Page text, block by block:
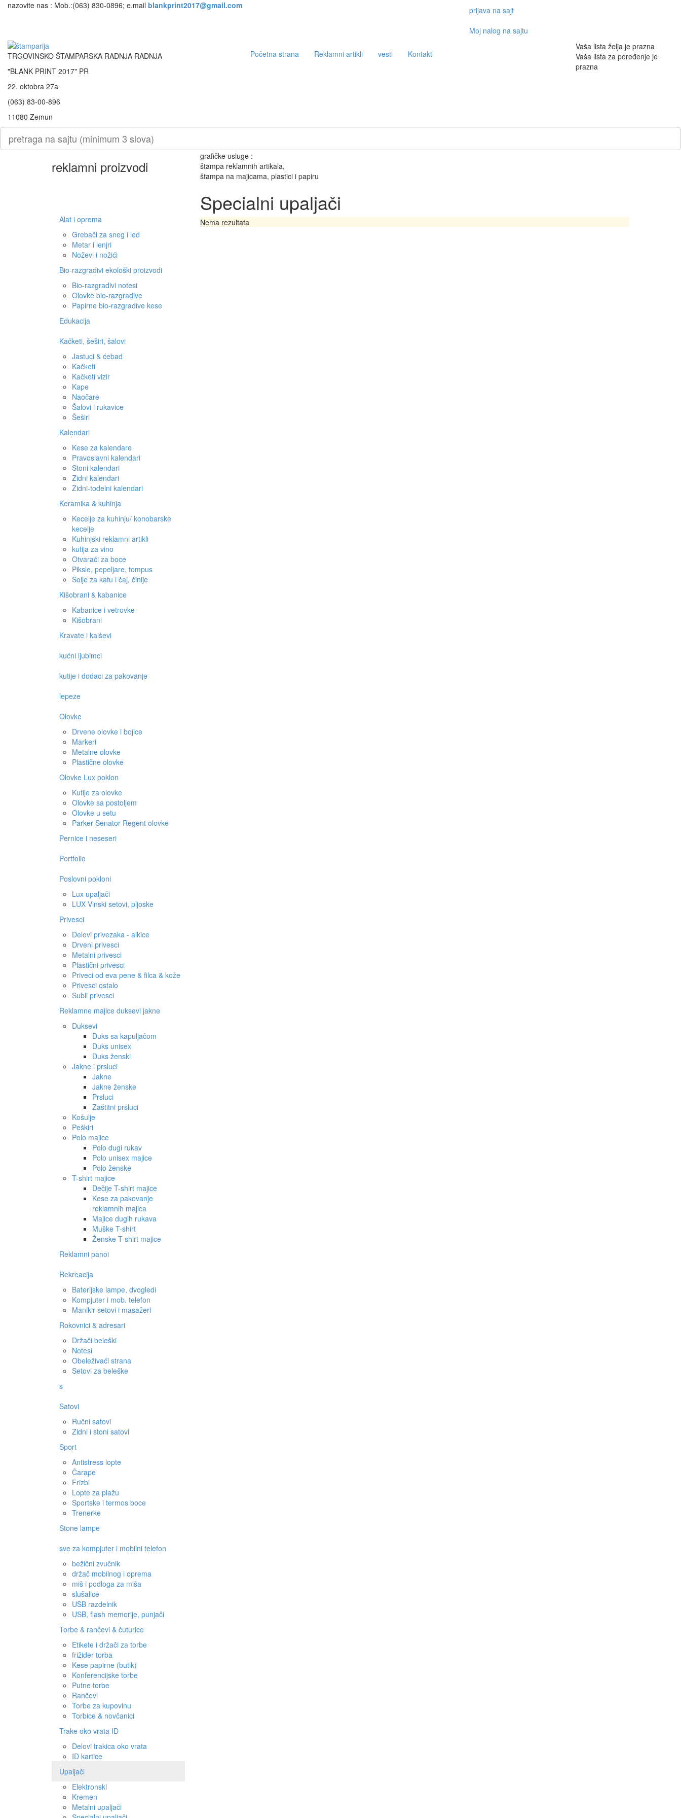
nazovite nas : Mob.:(063) 830-0896; e.mail
prijava na sajt
Moj nalog na sajtu
TRGOVINSKO ŠTAMPARSKA RADNJA RADNJA
"BLANK PRINT 2017" PR
22. oktobra 27a
(063) 83-00-896
11080 Zemun
Početna strana Reklamni artikli vesti Kontakt
Vaša lista želja je prazna
Vaša lista za poređenje je
prazna
grafičke usluge :
štampa reklamnih artikala,
štampa na majicama, plastici i papiru
Specialni upaljači
Nema rezultata
reklamni proizvodi
Alat i oprema
Grebači za sneg i led
Metar i lenjri
Noževi i nožići
Bio-razgradivi ekološki proizvodi
Bio-razgradivi notesi
Olovke bio-razgradive
Papirne bio-razgradive kese
Edukacija
Kačketi, šeširi, šalovi
Jastuci & ćebad
Kačketi
Kačketi vizir
Kape
Naočare
Šalovi i rukavice
Šeširi
Kalendari
Kese za kalendare
Pravoslavni kalendari
Stoni kalendari
Zidni kalendari
Zidni-todelni kalendari
Keramika & kuhinja
Kecelje za kuhinju/ konobarske
kecelje
Kuhinjski reklamni artikli
kutija za vino
Otvarači za boce
Piksle, pepeljare, tompus
Šolje za kafu i čaj, činije
Kišobrani & kabanice
Kabanice i vetrovke
Kišobrani
Kravate i kaiševi
kućni ljubimci
kutije i dodaci za pakovanje
lepeze
Olovke
Drvene olovke i bojice
Markeri
Metalne olovke
Plastične olovke
Olovke Lux poklon
Kutije za olovke
Olovke sa postoljem
Olovke u setu
Parker Senator Regent olovke
Pernice i neseseri
Portfolio
Poslovni pokloni
Lux upaljači
LUX Vinski setovi, pljoske
Privesci
Delovi privezaka - alkice
Drveni privesci
Metalni privesci
Plastični privesci
Priveci od eva pene & filca & kože
Privesci ostalo
Subli privesci
Reklamne majice duksevi jakne
Duksevi
Duks sa kapuljačom
Duks unisex
Duks ženski
Jakne i prsluci
Jakne
Jakne ženske
Prsluci
Zaštitni prsluci
Košulje
Peškiri
Polo majice
Polo dugi rukav
Polo unisex majice
Polo ženske
T-shirt majice
Dečije T-shirt majice
Kese za pakovanje
reklamnih majica
Majice dugih rukava
Muške T-shirt
Ženske T-shirt majice
Reklamni panoi
Rekreacija
Baterijske lampe, dvogledi
Kompjuter i mob. telefon
Manikir setovi i masažeri
Rokovnici & adresari
Držači beleški
Notesi
Obeleživaći strana
Setovi za beleške
s
Satovi
Ručni satovi
Zidni i stoni satovi
Sport
Antistress lopte
Čarape
Frizbi
Lopte za plažu
Sportske i termos boce
Trenerke
Stone lampe
sve za kompjuter i mobilni telefon
bežični zvučnik
držač mobilnog i oprema
miš i podloga za miša
slušalice
USB razdelnik
USB, flash memorije, punjači
Torbe & rančevi & čuturice
Etikete i držači za torbe
frižider torba
Kese papirne (butik)
Konferencijske torbe
Putne torbe
Rančevi
Torbe za kupovinu
Torbice & novčanici
Trake oko vrata ID
Delovi trakica oko vrata
ID kartice
Upaljači
Elektronski
Kremen
Metalni upaljači